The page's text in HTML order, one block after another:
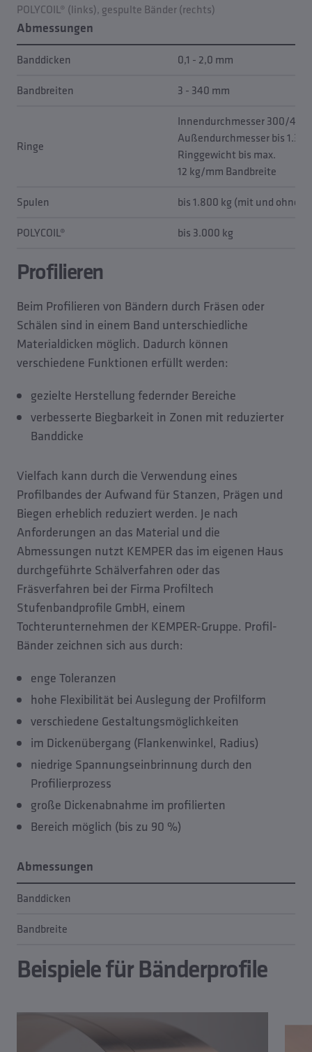
POLYCOIL® (links), gespulte Bänder (rechts)
Abmessungen
Banddicken
0,1 - 2,0 mm
Bandbreiten
3 - 340 mm
Ringe
Innendurchmesser 300/400
Außendurchmesser bis
Ringgewicht bis max.
12 kg/mm Bandbreite
Spulen
bis 1.800 kg (mit und ohne
POLYCOIL®
bis 3.000 kg
Profilieren
Beim Profilieren von Bändern durch Fräsen oder
Schälen sind in einem Band unterschiedliche
Materialdicken möglich. Dadurch können
verschiedene Funktionen erfüllt werden:
gezielte Herstellung federnder Bereiche
verbesserte Biegbarkeit in Zonen mit reduzierter
Banddicke
Vielfach kann durch die Verwendung eines
Profilbandes der Aufwand für Stanzen, Prägen und
Biegen erheblich reduziert werden. Je nach
Anforderungen an das Material und die
Abmessungen nutzt KEMPER das im eigenen Haus
durchgeführte Schälverfahren oder das
Fräsverfahren bei der Firma Profiltech
Stufenbandprofile GmbH, einem
Tochterunternehmen der KEMPER-Gruppe. Profil-
Bänder zeichnen sich aus durch:
enge Toleranzen
hohe Flexibilität bei Auslegung der Profilform
verschiedene Gestaltungsmöglichkeiten
im Dickenübergang (Flankenwinkel, Radius)
niedrige Spannungseinbrinnung durch den
Profilierprozess
große Dickenabnahme im profilierten
Bereich möglich (bis zu 90 %)
Abmessungen
Banddicken
Bandbreite
Beispiele für Bänderprofile